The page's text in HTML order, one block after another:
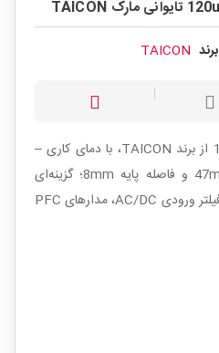
برند TAICON
خازن الکترولیتی 120µF 500V از برند TAICON، با دمای کاری –
40 تا +105°C، ابعاد 18×47mm و فاصله پایه 8mm؛ گزینه‌ای
ایده‌آل برای پاورهای ولتاژ بالا، فیلتر ورودی AC/DC، مدارهای PFC